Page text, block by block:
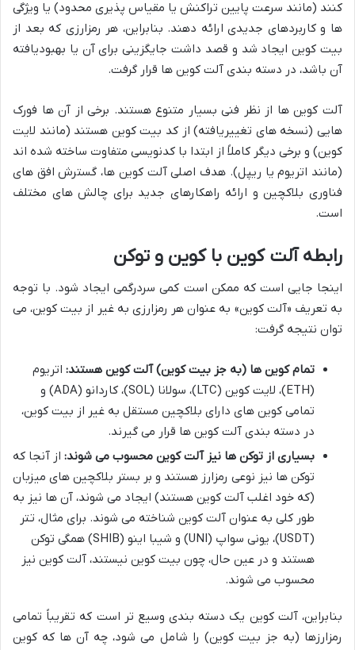
کنند (مانند سرعت پایین تراکنش یا مقیاس پذیری محدود) یا ویژگی
ها و کاربردهای جدیدی ارائه دهند. بنابراین، هر رمزارزی که بعد از
بیت کوین ایجاد شد و قصد داشت جایگزینی برای آن یا بهبودیافته
آن باشد، در دسته بندی آلت کوین ها قرار گرفت.
آلت کوین ها از نظر فنی بسیار متنوع هستند. برخی از آن ها فورک
هایی (نسخه های تغییریافته) از کد بیت کوین هستند (مانند لایت
کوین) و برخی دیگر کاملاً از ابتدا با کدنویسی متفاوت ساخته شده اند
(مانند اتریوم یا ریپل). هدف اصلی آلت کوین ها، گسترش افق های
فناوری بلاکچین و ارائه راهکارهای جدید برای چالش های مختلف
است.
رابطه آلت کوین با کوین و توکن
اینجا جایی است که ممکن است کمی سردرگمی ایجاد شود. با توجه
به تعریف «آلت کوین» به عنوان هر رمزارزی به غیر از بیت کوین، می
توان نتیجه گرفت:
تمام کوین ها (به جز بیت کوین) آلت کوین هستند: اتریوم
(ETH)، لایت کوین (LTC)، سولانا (SOL)، کاردانو (ADA) و
تمامی کوین های دارای بلاکچین مستقل به غیر از بیت کوین،
در دسته بندی آلت کوین ها قرار می گیرند.
بسیاری از توکن ها نیز آلت کوین محسوب می شوند: از آنجا که
توکن ها نیز نوعی رمزارز هستند و بر بستر بلاکچین های میزبان
(که خود اغلب آلت کوین هستند) ایجاد می شوند، آن ها نیز به
طور کلی به عنوان آلت کوین شناخته می شوند. برای مثال، تتر
(USDT)، یونی سواپ (UNI) و شیبا اینو (SHIB) همگی توکن
هستند و در عین حال، چون بیت کوین نیستند، آلت کوین نیز
محسوب می شوند.
بنابراین، آلت کوین یک دسته بندی وسیع تر است که تقریباً تمامی
رمزارزها (به جز بیت کوین) را شامل می شود، چه آن ها که کوین